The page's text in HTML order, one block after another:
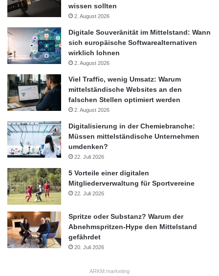
wissen sollten
2. August 2026
Digitale Souveränität im Mittelstand: Wann
sich europäische Softwarealternativen
wirklich lohnen
2. August 2026
Viel Traffic, wenig Umsatz: Warum
mittelständische Websites an den
falschen Stellen optimiert werden
2. August 2026
Digitalisierung in der Chemiebranche:
Müssen mittelständische Unternehmen
umdenken?
22. Juli 2026
5 Vorteile einer digitalen
Mitgliederverwaltung für Sportvereine
22. Juli 2026
Spritze oder Substanz? Warum der
Abnehmspritzen-Hype den Mittelstand
gefährdet
20. Juli 2026
ARKM.marketing